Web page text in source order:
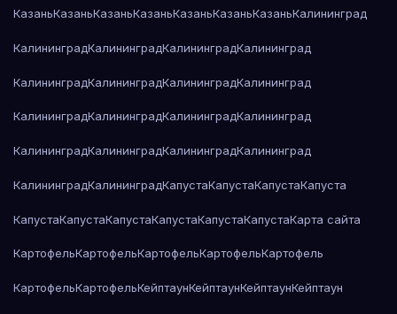
КазаньКазаньКазаньКазаньКазаньКазаньКазаньКалининград
КалининградКалининградКалининградКалининград
КалининградКалининградКалининградКалининград
КалининградКалининградКалининградКалининград
КалининградКалининградКалининградКалининград
КалининградКалининградКапустаКапустаКапустаКапуста
КапустаКапустаКапустаКапустаКапустаКапустаКарта сайта
КартофельКартофельКартофельКартофельКартофель
КартофельКартофельКейптаунКейптаунКейптаунКейптаун